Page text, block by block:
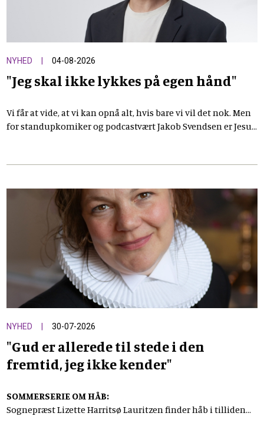
NYHED 04-08-2026
"Jeg skal ikke lykkes på egen hånd"
Vi får at vide, at vi kan opnå alt, hvis bare vi vil det nok. Men
for standupkomiker og podcastvært Jakob Svendsen er Jesus'
frihed til at måle livet på andet end succes.
NYHED 30-07-2026
"Gud er allerede til stede i den
fremtid, jeg ikke kender"
SOMMERSERIE OM HÅB:
Sognepræst Lizette Harritsø Lauritzen finder håb i tilliden